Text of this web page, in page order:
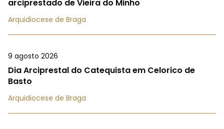
arciprestado de Vieira do Minho
Arquidiocese de Braga
9 agosto 2026
Dia Arciprestal do Catequista em Celorico de
Basto
Arquidiocese de Braga